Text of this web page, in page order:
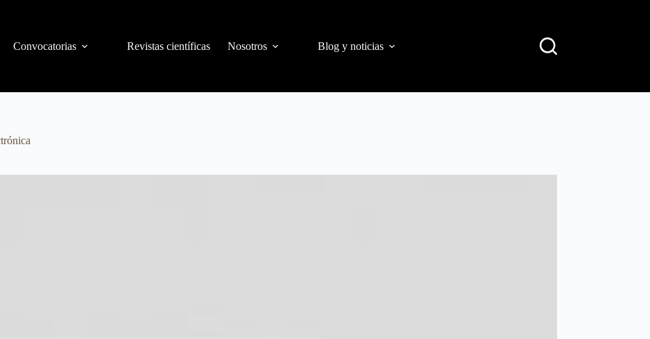
Convocatorias Revistas científicas Nosotros Blog y noticias